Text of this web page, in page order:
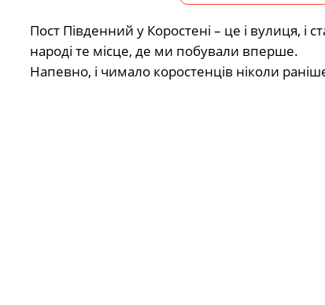
Пост Південний у Коростені – це і вулиця, і
народі те місце, де ми побували вперше.
Напевно, і чимало коростенців ніколи